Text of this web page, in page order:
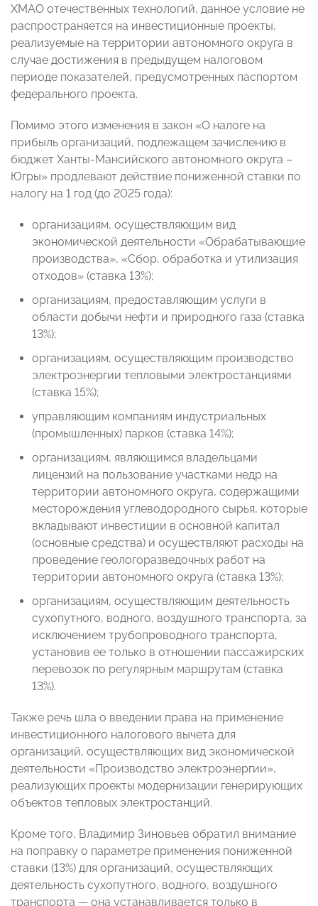
ХМАО отечественных технологий, данное условие не
распространяется на инвестиционные проекты,
реализуемые на территории автономного округа в
случае достижения в предыдущем налоговом
периоде показателей, предусмотренных паспортом
федерального проекта.
Помимо этого изменения в закон «О налоге на
прибыль организаций, подлежащем зачислению в
бюджет Ханты-Мансийского автономного округа –
Югры» продлевают действие пониженной ставки по
налогу на 1 год (до 2025 года):
организациям, осуществляющим вид
экономической деятельности «Обрабатывающие
производства», «Сбор, обработка и утилизация
отходов» (ставка 13%);
организациям, предоставляющим услуги в
области добычи нефти и природного газа (ставка
13%);
организациям, осуществляющим производство
электроэнергии тепловыми электростанциями
(ставка 15%);
управляющим компаниям индустриальных
(промышленных) парков (ставка 14%);
организациям, являющимся владельцами
лицензий на пользование участками недр на
территории автономного округа, содержащими
месторождения углеводородного сырья, которые
вкладывают инвестиции в основной капитал
(основные средства) и осуществляют расходы на
проведение геологоразведочных работ на
территории автономного округа (ставка 13%);
организациям, осуществляющим деятельность
сухопутного, водного, воздушного транспорта, за
исключением трубопроводного транспорта,
установив ее только в отношении пассажирских
перевозок по регулярным маршрутам (ставка
13%).
Также речь шла о введении права на применение
инвестиционного налогового вычета для
организаций, осуществляющих вид экономической
деятельности «Производство электроэнергии»,
реализующих проекты модернизации генерирующих
объектов тепловых электростанций.
Кроме того, Владимир Зиновьев обратил внимание
на поправку о параметре применения пониженной
ставки (13%) для организаций, осуществляющих
деятельность сухопутного, водного, воздушного
транспорта — она устанавливается только в